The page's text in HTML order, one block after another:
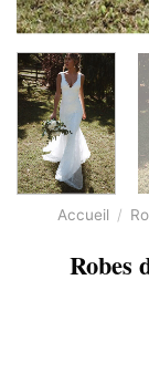
Accueil /
Robes